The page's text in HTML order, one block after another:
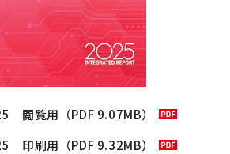
閲覧用（PDF 9.07MB）
印刷用（PDF 9.32MB）